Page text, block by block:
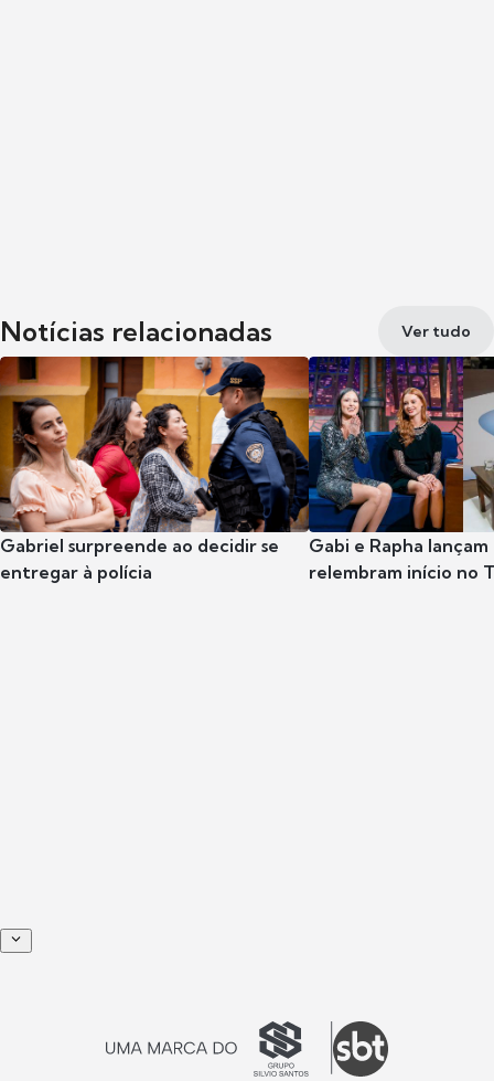
Notícias relacionadas Ver tudo
Gabriel surpreende ao decidir se
entregar à polícia
Gabi e Rapha
relembram início no